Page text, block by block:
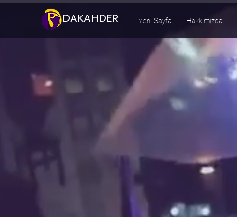
DAKAHDER Yeni Sayfa Hakkımızda